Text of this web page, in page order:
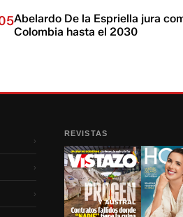
Abelardo De la Espriella jura
Colombia hasta el 2030
›
›
›
REVISTAS